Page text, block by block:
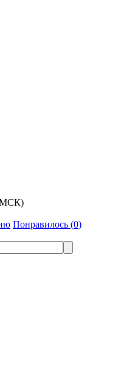
Понравилось (0)